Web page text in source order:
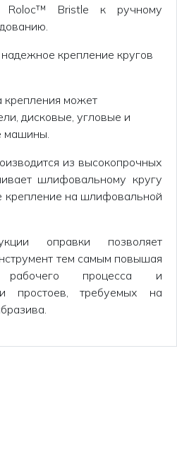
Roloc™ Bristle к ручному
крепление кругов
крепления может
дисковые, угловые и
машины.
из высокопрочных
шлифовальному кругу
крепление на шлифовальной
оправки позволяет
тем самым повышая
рабочего процесса и
простоев, требуемых на